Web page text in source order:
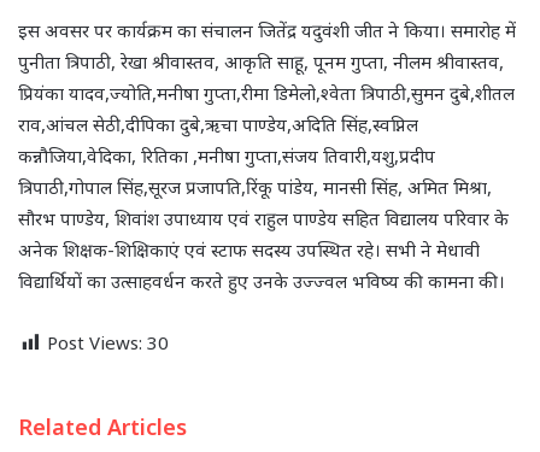
इस अवसर पर कार्यक्रम का संचालन जितेंद्र यदुवंशी जीत ने किया। समारोह में
पुनीता त्रिपाठी, रेखा श्रीवास्तव, आकृति साहू, पूनम गुप्ता, नीलम श्रीवास्तव,
प्रियंका यादव,ज्योति,मनीषा गुप्ता,रीमा डिमेलो,श्वेता त्रिपाठी,सुमन दुबे,शीतल
राव,आंचल सेठी,दीपिका दुबे,ऋचा पाण्डेय,अदिति सिंह,स्वप्निल
कन्नौजिया,वेदिका, रितिका ,मनीषा गुप्ता,संजय तिवारी,यशु,प्रदीप
त्रिपाठी,गोपाल सिंह,सूरज प्रजापति,रिंकू पांडेय, मानसी सिंह, अमित मिश्रा,
सौरभ पाण्डेय, शिवांश उपाध्याय एवं राहुल पाण्डेय सहित विद्यालय परिवार के
अनेक शिक्षक-शिक्षिकाएं एवं स्टाफ सदस्य उपस्थित रहे। सभी ने मेधावी
विद्यार्थियों का उत्साहवर्धन करते हुए उनके उज्ज्वल भविष्य की कामना की।
Post Views: 30
Related Articles